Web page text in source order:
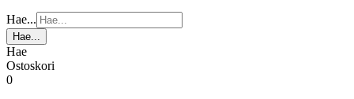
Hae...
Hae...
Hae
Ostoskori
0